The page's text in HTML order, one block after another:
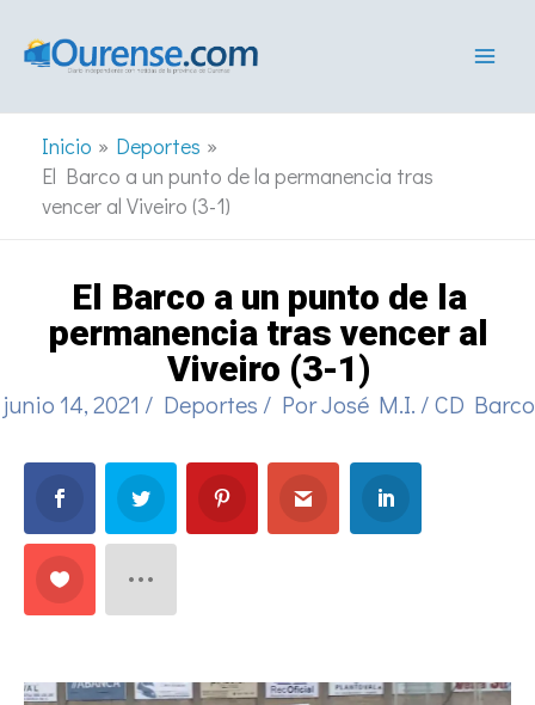
Inicio
Deportes
El Barco a un punto de la permanencia tras
vencer al Viveiro (3-1)
El Barco a un punto de la
permanencia tras vencer al
Viveiro (3-1)
junio 14, 2021 / Deportes / PorJosé M.I. /CD Barco